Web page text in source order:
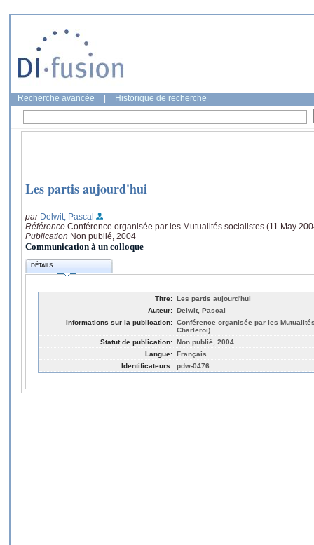
Recherche avancée Historique de recherche
Les partis aujourd'hui
par Delwit, Pascal
Référence Conférence organisée par les Mutualités socialistes (11 May
Publication Non publié, 2004
Communication à un colloque
DÉTAILS
Titre: Les partis aujourd'hui
Auteur: Delwit, Pascal
Informations sur la publication: Conférence organisée par les
Charleroi)
Statut de publication: Non publié, 2004
Langue: Français
Identificateurs: pdw-0476